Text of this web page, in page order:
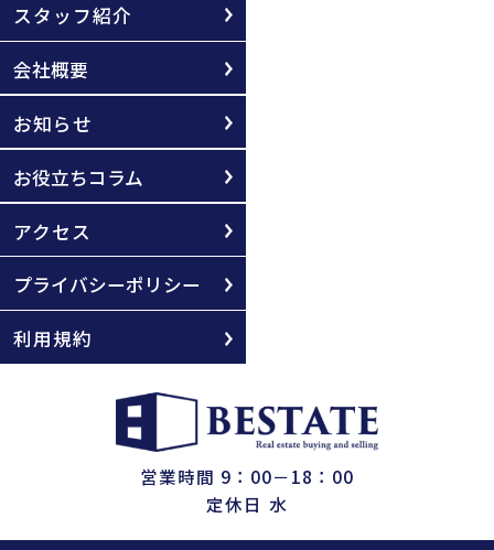
スタッフ紹介
会社概要
お知らせ
お役立ちコラム
アクセス
プライバシーポリシー
利用規約
営業時間 9：00－18：00
定休日 水